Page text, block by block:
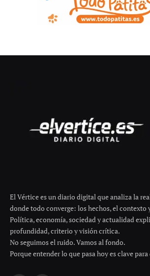
El Vértice es un diario digital que analiza la
donde todo converge: los hechos, el contexto
Política, economía, sociedad y actualidad
profundidad, criterio y visión crítica.
No seguimos el ruido. Vamos al fondo.
Porque entender lo que pasa hoy es clave